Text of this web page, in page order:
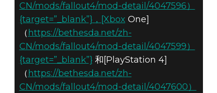
CN/mods/fallout4/mod-detail/4047596）
{target=”_blank”}，[Xbox One]
（https://bethesda.net/zh-
CN/mods/fallout4/mod-detail/4047599）
{target=”_blank”}和[PlayStation 4]
（https://bethesda.net/zh-
CN/mods/fallout4/mod-detail/4047600）